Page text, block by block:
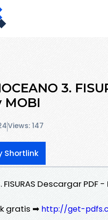
3.
MOBI
Views: 147
Shortlink
FISURAS Descargar PDF -
gratis ➡ http://get-